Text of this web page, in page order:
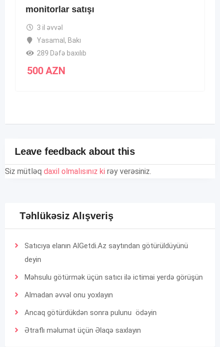
monitorlar satışı
3 il əvvəl
Yasamal , Bakı
289 Dəfə baxılıb
500 AZN
Leave feedback about this
Siz mütləq daxil olmalısınız ki rəy verəsiniz.
Təhlükəsiz Alışveriş
Satıcıya elanın AlGetdi.Az saytından götürüldüyünü
deyin
Məhsulu götürmək üçün satıcı ilə ictimai yerdə görüşün
Almadan əvvəl onu yoxlayın
Ancaq götürdükdən sonra pulunu ödəyin
Ətraflı məlumat üçün Əlaqə saxlayın